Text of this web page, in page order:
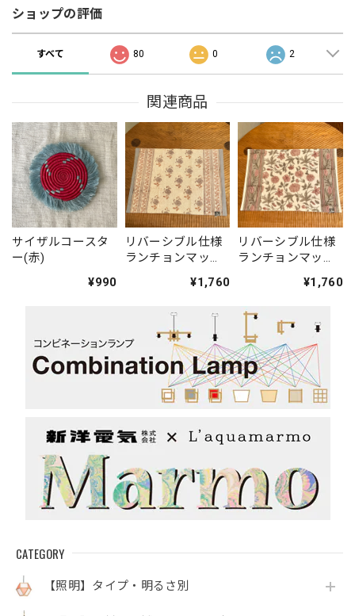
CATEGORY
【照明】タイプ・明るさ別
ショップの評価
すべて 80 0 2
関連商品
サイザルコースタ
ー(赤)
¥990
リバーシブル仕様
ランチョンマッ
¥1,760
リバーシブル仕様
ランチョンマッ
¥1,760